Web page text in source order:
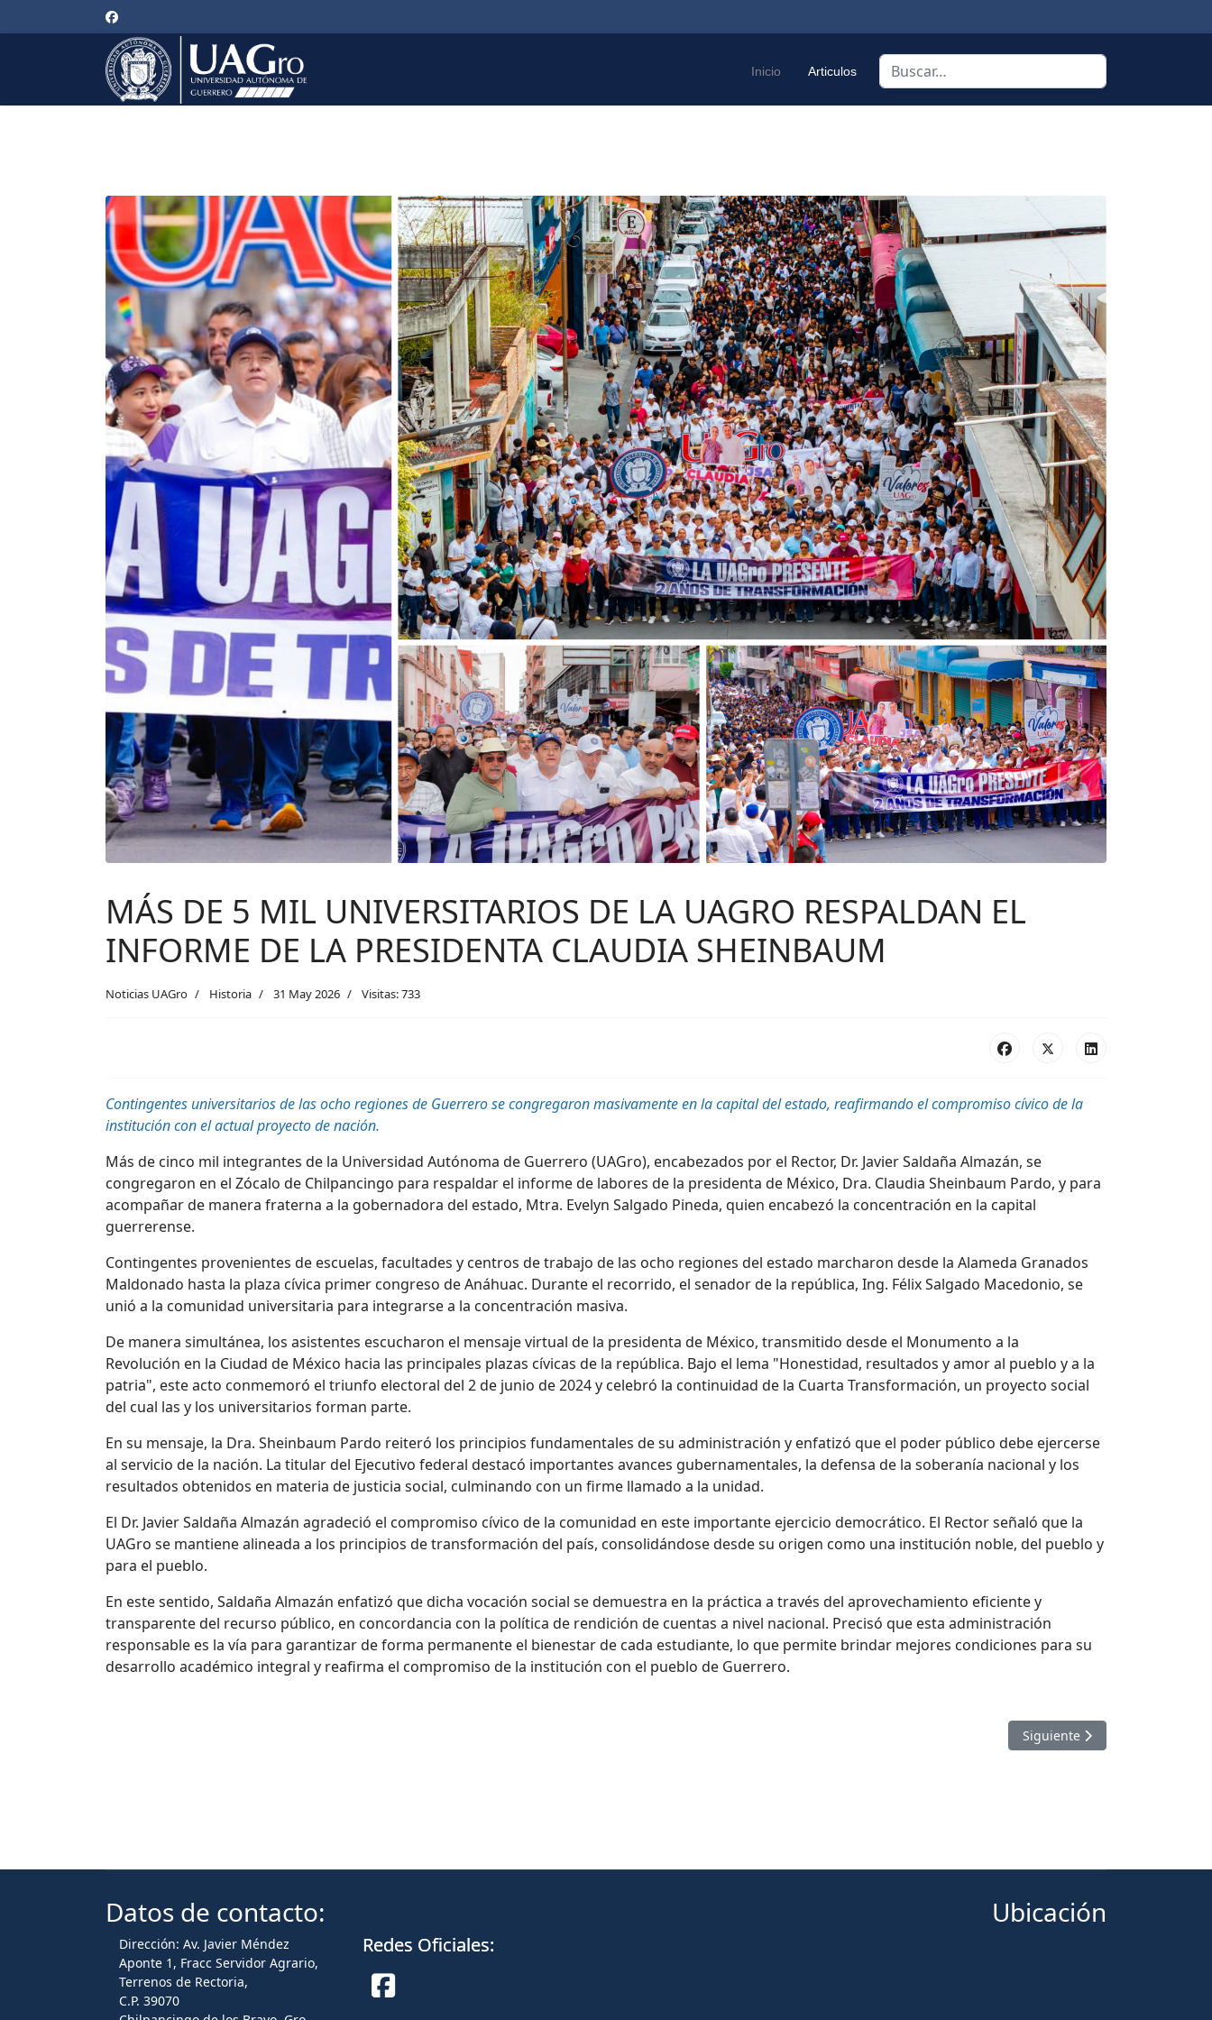
Inicio Articulos Buscar
MÁS DE 5 MIL UNIVERSITARIOS DE LA UAGRO RESPALDAN EL
INFORME DE LA PRESIDENTA CLAUDIA SHEINBAUM
Noticias UAGro Historia 31 May 2026 Visitas: 733
Contingentes universitarios de las ocho regiones de Guerrero se congregaron masivamente en la capital del estado, reafirmando el compromiso cívico de la
institución con el actual proyecto de nación.
Más de cinco mil integrantes de la Universidad Autónoma de Guerrero (UAGro), encabezados por el Rector, Dr. Javier Saldaña Almazán, se
congregaron en el Zócalo de Chilpancingo para respaldar el informe de labores de la presidenta de México, Dra. Claudia Sheinbaum Pardo, y para
acompañar de manera fraterna a la gobernadora del estado, Mtra. Evelyn Salgado Pineda, quien encabezó la concentración en la capital
guerrerense.
Contingentes provenientes de escuelas, facultades y centros de trabajo de las ocho regiones del estado marcharon desde la Alameda Granados
Maldonado hasta la plaza cívica primer congreso de Anáhuac. Durante el recorrido, el senador de la república, Ing. Félix Salgado Macedonio, se
unió a la comunidad universitaria para integrarsea la concentración masiva.
De manera simultánea, los asistentes escucharon el mensaje virtual de la presidenta de México, transmitido desde el Monumento a la
Revolución en la Ciudad de México hacia las principales plazas cívicas de la república. Bajo el lema "Honestidad, resultados y amor al pueblo y a la
patria", este acto conmemoró el triunfo electoral del 2 de junio de 2024 y celebró la continuidad de la Cuarta Transformación, un proyecto social
del cual las y los universitarios forman parte.
En su mensaje, la Dra. Sheinbaum Pardo reiteró los principios fundamentales de su administración y enfatizó que el poder público debe ejercerse
al servicio de la nación. La titular del Ejecutivo federal destacó importantes avances gubernamentales, la defensa de la soberanía nacional y los
resultados obtenidos en materia de justicia social, culminando con un firme llamado a la unidad.
El Dr. Javier Saldaña Almazán agradeció el compromiso cívico de la comunidad en este importante ejercicio democrático. El Rector señaló que la
UAGro se mantiene alineada a los principios de transformación del país, consolidándose desde su origen como una institución noble, del pueblo y
para el pueblo.
En este sentido, Saldaña Almazán enfatizó que dicha vocación social se demuestra en la práctica a través del aprovechamiento eficiente y
transparente del recurso público, en concordancia con la política de rendición de cuentas a nivel nacional. Precisó que esta administración
responsable es la vía para garantizar de forma permanente el bienestar de cada estudiante, lo que permite brindar mejores condiciones para su
desarrollo académico integral y reafirma el compromiso de la institución con el pueblo de Guerrero.
Artículo siguiente: LA UAGRO
Siguiente
Datos de contacto:
Dirección: Av. Javier Méndez
Aponte 1, Fracc Servidor Agrario,
Terrenos de Rectoria,
C.P. 39070
Redes Oficiales:
Ubicación